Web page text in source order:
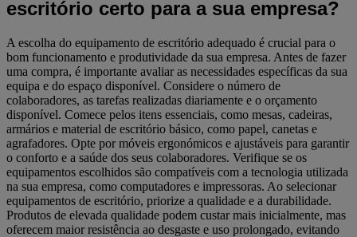
escritório certo para a sua empresa?
A escolha do equipamento de escritório adequado é crucial para o
bom funcionamento e produtividade da sua empresa. Antes de fazer
uma compra, é importante avaliar as necessidades específicas da sua
equipa e do espaço disponível. Considere o número de
colaboradores, as tarefas realizadas diariamente e o orçamento
disponível. Comece pelos itens essenciais, como mesas, cadeiras,
armários e material de escritório básico, como papel, canetas e
agrafadores. Opte por móveis ergonómicos e ajustáveis para garantir
o conforto e a saúde dos seus colaboradores. Verifique se os
equipamentos escolhidos são compatíveis com a tecnologia utilizada
na sua empresa, como computadores e impressoras. Ao selecionar
equipamentos de escritório, priorize a qualidade e a durabilidade.
Produtos de elevada qualidade podem custar mais inicialmente, mas
oferecem maior resistência ao desgaste e uso prolongado, evitando